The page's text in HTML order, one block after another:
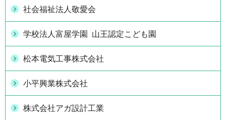
社会福祉法人敬愛会
学校法人富屋学園 山王認定こども園
松本電気工事株式会社
小平興業株式会社
株式会社アガ設計工業